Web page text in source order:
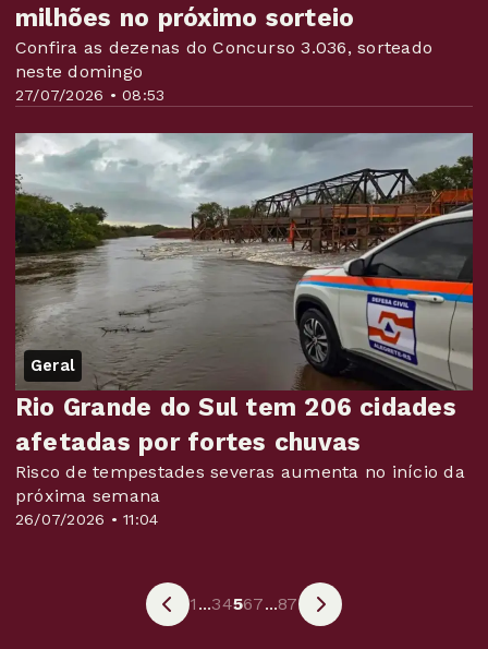
27/07/2026 • 08:53
milhões no próximo sorteio
Confira as dezenas do Concurso 3.036, sorteado
neste domingo
Geral
26/07/2026 • 11:04
Rio Grande do Sul tem 206 cidades
afetadas por fortes chuvas
Risco de tempestades severas aumenta no início da
próxima semana
1 ...34567...87